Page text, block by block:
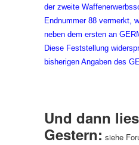
der zweite
Endnummer 88 vermerkt,
neben dem ersten an
Diese Feststellung
bisherigen Angaben des
Und dann
Gestern: siehe